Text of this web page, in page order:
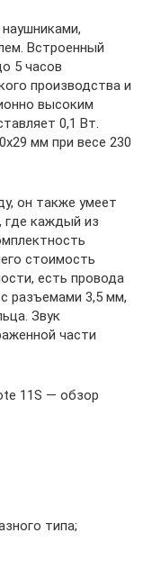
Встроенный
5 часов
производства и
высоким
0,1 Вт.
мм при весе 230
он также умеет
где каждый из
стоимость
есть провода
разъемами 3,5 мм,
Звук
части
11S — обзор
типа;